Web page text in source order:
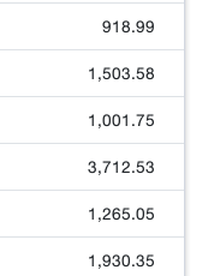
918.99
1,503.58
1,001.75
3,712.53
1,265.05
1,930.35